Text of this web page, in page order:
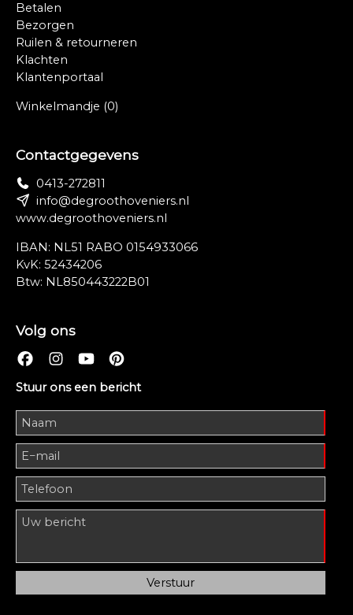
Betalen
Bezorgen
Ruilen & retourneren
Klachten
Klantenportaal
Winkelmandje (0)
Contactgegevens
0413-272811
info@degroothoveniers.nl
www.degroothoveniers.nl
IBAN: NL51 RABO 0154933066
KvK: 52434206
Btw: NL850443222B01
Volg ons
Stuur ons een bericht